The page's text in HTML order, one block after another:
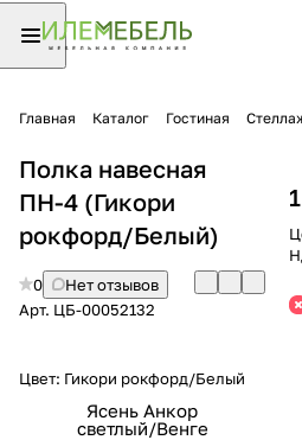
Главная Каталог Гостиная
Полка навесная
ПН-4 (Гикори
рокфорд/Белый)
0
Нет отзывов
Арт. ЦБ-00052132
Цвет: Гикори рокфорд/Белый
Ясень Анкор
светлый/Венге